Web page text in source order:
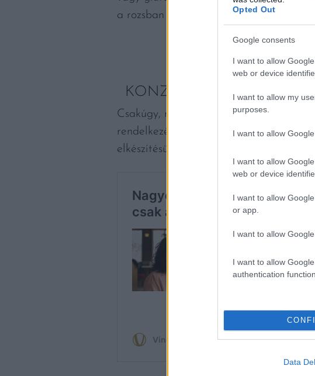
Opted Out
Google consents
I want to allow
web or device
I want to allow my
purposes.
I want to allow
I want to allow
web or device
I want to allow
or app.
I want to allow
I want to allow
authentication
Data
a rozsban és az árpában.
KONZERVZÖLDSÉGEK
Csakúgy, mint a fagyasztott verziók, a
rendelkezésünkre valamilyen
elkészítésükkel. Mindenképpen olyat